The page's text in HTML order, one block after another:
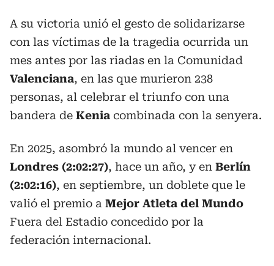
A su victoria unió el gesto de solidarizarse
con las víctimas de la tragedia ocurrida un
mes antes por las riadas en la Comunidad
Valenciana, en las que murieron 238
personas, al celebrar el triunfo con una
bandera de Kenia combinada con la senyera.
En 2025, asombró la mundo al vencer en
Londres (2:02:27), hace un año, y en Berlín
(2:02:16), en septiembre, un doblete que le
valió el premio a Mejor Atleta del Mundo
Fuera del Estadio concedido por la
federación internacional.